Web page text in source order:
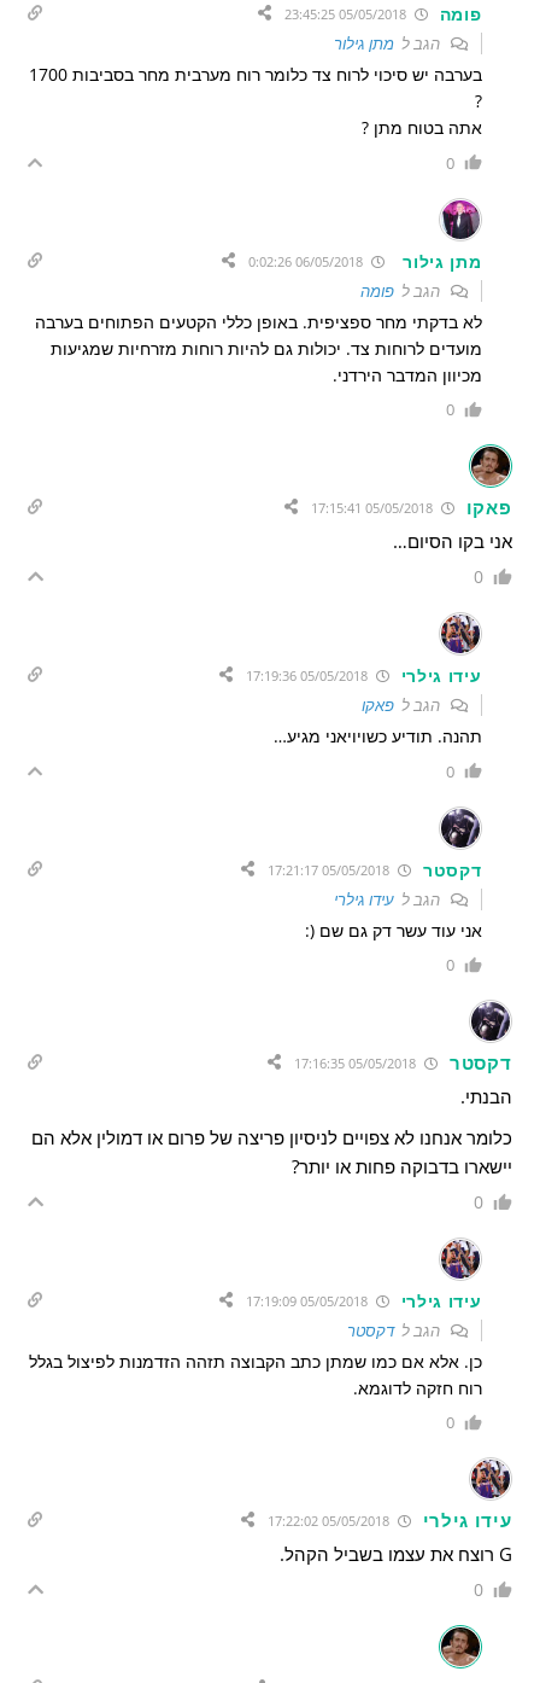
פומה 05/05/2018 23:45:25
הגב למתן גילור
בערבה יש סיכוי לרוח צד כלומר רוח מערבית מחר בסביבות 1700
?
אתה בטוח מתן ?
0
מתן גילור
הגב לפומה
לא בדקתי מחר ספציפית. באופן כללי הקטעים הפתוחים בערבה
מועדים לרוחות צד. יכולות גם להיות רוחות מזרחיות שמגיעות
מכיוון המדבר הירדני.
0
פאקו 05/05/2018 17:15:41
אני בקו הסיום…
0
עידו גילרי 05/05/2018 17:19:36
הגב לפאקו
תהנה. תודיע כשויויאני מגיע…
0
דקסטר
הגב לעידו גילרי
אני עוד עשר דק גם שם (:
0
דקסטר
הבנתי.
כלומר אנחנו לא צפויים לניסיון פריצה של פרום או דמולין אלא הם
יישארו בדבוקה פחות או יותר?
0
עידו גילרי 05/05/2018 17:19:09
הגב לדקסטר
כן. אלא אם כמו שמתן כתב הקבוצה תזהה הזדמנות לפיצול בגלל
רוח חזקה לדוגמא.
0
עידו גילרי 05/05/2018 17:22:02
G רוצח את עצמו בשביל הקהל.
0